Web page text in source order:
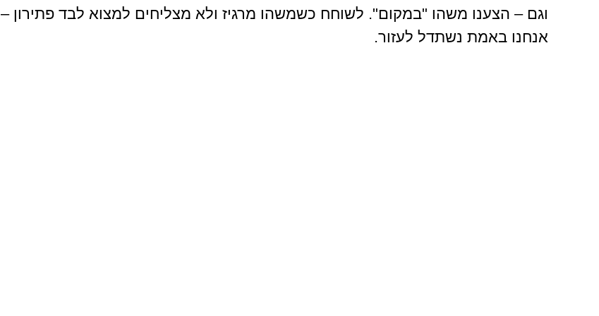
וגם – הצענו משהו "במקום". לשוחח כשמשהו מרגיז ולא מצליחים למצוא לבד פתירון –
אנחנו באמת נשתדל לעזור.